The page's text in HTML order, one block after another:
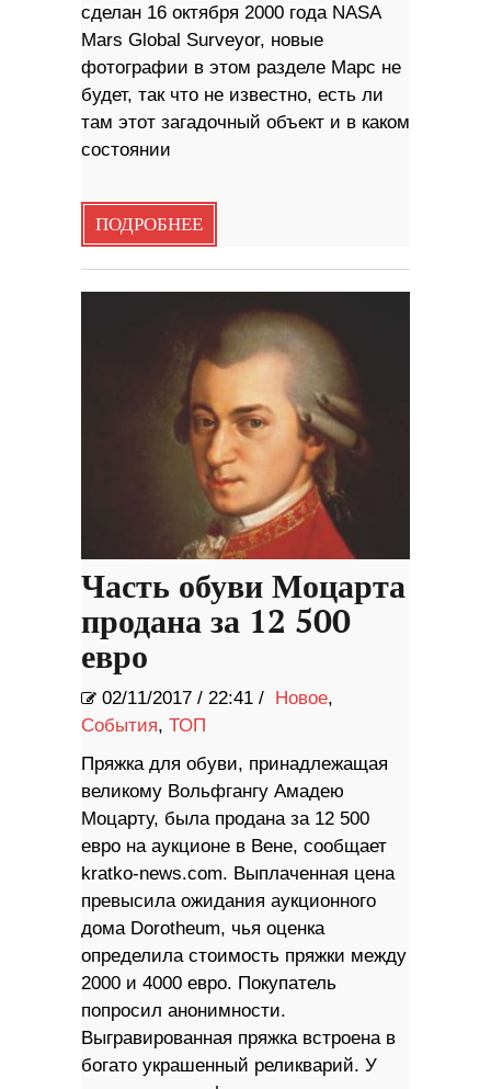
сделан 16 октября 2000 года NASA
Mars Global Surveyor, новые
фотографии в этом разделе Марс не
будет, так что не известно, есть ли
там этот загадочный объект и в каком
состоянии
ПОДРОБНЕЕ
Часть обуви Моцарта
продана за 12 500
евро
02/11/2017 / 22:41 / Новое,
События, ТОП
Пряжка для обуви, принадлежащая
великому Вольфгангу Амадею
Моцарту, была продана за 12 500
евро на аукционе в Вене, сообщает
kratko-news.com. Выплаченная цена
превысила ожидания аукционного
дома Dorotheum, чья оценка
определила стоимость пряжки между
2000 и 4000 евро. Покупатель
попросил анонимности.
Выгравированная пряжка встроена в
богато украшенный реликварий. У